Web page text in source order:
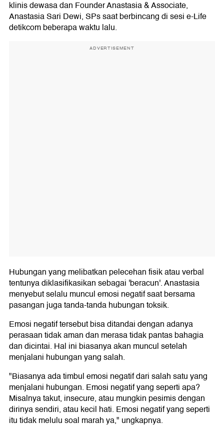
klinis dewasa dan Founder Anastasia & Associate,
Anastasia Sari Dewi, SPs saat berbincang di sesi e-Life
detikcom beberapa waktu lalu.
ADVERTISEMENT
Hubungan yang melibatkan pelecehan fisik atau verbal
tentunya diklasifikasikan sebagai 'beracun'. Anastasia
menyebut selalu muncul emosi negatif saat bersama
pasangan juga tanda-tanda hubungan toksik.
Emosi negatif tersebut bisa ditandai dengan adanya
perasaan tidak aman dan merasa tidak pantas bahagia
dan dicintai. Hal ini biasanya akan muncul setelah
menjalani hubungan yang salah.
"Biasanya ada timbul emosi negatif dari salah satu yang
menjalani hubungan. Emosi negatif yang seperti apa?
Misalnya takut, insecure, atau mungkin pesimis dengan
dirinya sendiri, atau kecil hati. Emosi negatif yang seperti
itu tidak melulu soal marah ya," ungkapnya.